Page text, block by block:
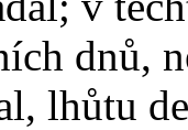
dnů,
lhůtu